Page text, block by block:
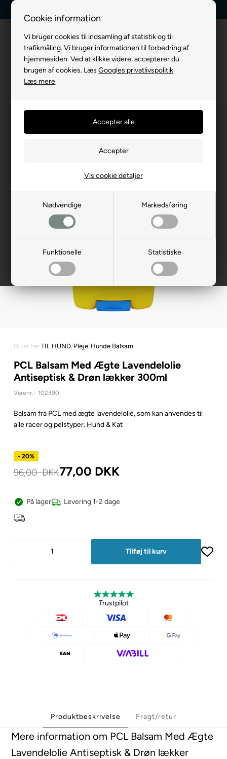
Cookie information
Vi bruger cookies til indsamling af statistik og til
trafikmåling. Vi bruger informationen til forbedring af
hjemmesiden. Ved at klikke videre, accepterer du
brugen af cookies. LæsGoogles privatlivspolitik
Læs mere
Nødvendige Markedsføring
Funktionelle Statistiske
Vis cookie detaljer
Du er her:TIL HUND/Pleje/Hunde Balsam
PCL Balsam Med Ægte Lavendelolie
Antiseptisk & Drøn lækker 300ml
Varenr.: 102390
Balsam fra PCL med ægte lavendelolie, som kan anvendes til
alle racer og pelstyper. Hund & Kat
- 20%
96,00DKK77,00 DKK
På lager Levering 1-2 dage
Trustpilot
Produktbeskrivelse Fragt/retur
Mere information om PCL Balsam Med Ægte
Lavendelolie Antiseptisk & Drøn lækker